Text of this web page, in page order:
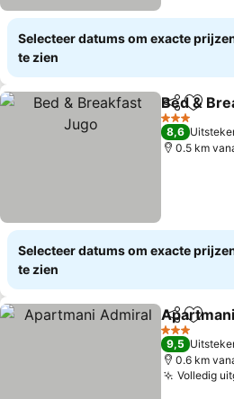
Selecteer datums om exacte
te zien
Delen
Bed &
3 Sterren
8,6
0.5 km
Selecteer datums om exacte
te zien
Delen
3 Sterren
9,5
0.6 km
Volledig